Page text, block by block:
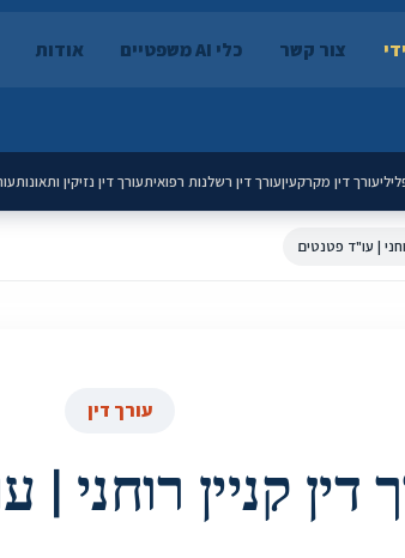
צור קשר כלי AI משפטיים אודות
עורך דין מקרקעיןעורך דין רשלנות רפואיתעורך דין נזיקין ותאונות
| עו"ד פטנטים
עורך דין
דין קניין רוחני